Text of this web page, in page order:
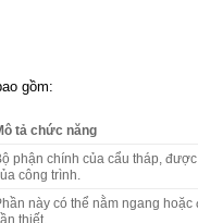
gồm:
tả chức năng
phận chính của cẩu tháp,
công trình.
này có thể nằm ngang
thiết.